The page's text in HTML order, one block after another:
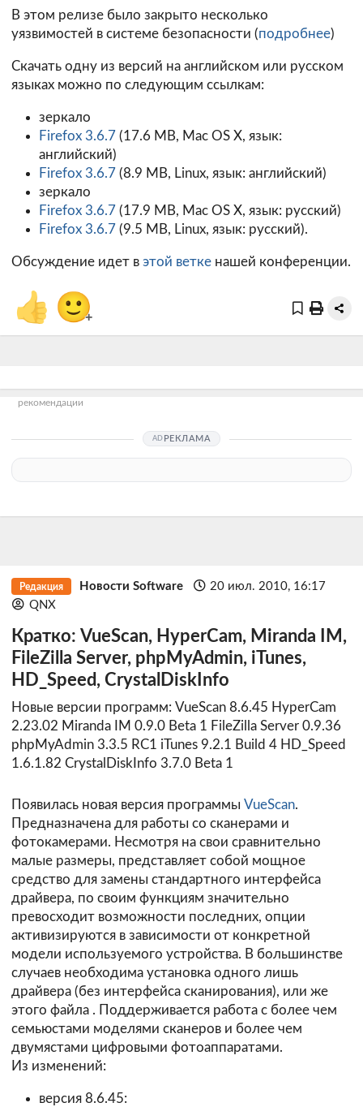
В этом релизе было закрыто несколько
уязвимостей в системе безопасности (подробнее)
Скачать одну из версий на английском или русском
языках можно по следующим ссылкам:
зеркало
Firefox 3.6.7 (17.6 MB, Mac OS X, язык:
английский)
Firefox 3.6.7 (8.9 MB, Linux, язык: английский)
зеркало
Firefox 3.6.7 (17.9 MB, Mac OS X, язык: русский)
Firefox 3.6.7 (9.5 MB, Linux, язык: русский).
Обсуждение идет в этой ветке нашей конференции.
👍 🙂
+
рекомендации
РЕКЛАМА
Редакция Новости Software
20 июл. 2010, 16:17
QNX
Кратко: VueScan, HyperCam, Miranda IM,
FileZilla Server, phpMyAdmin, iTunes,
HD_Speed, CrystalDiskInfo
Новые версии программ: VueScan 8.6.45 HyperCam
2.23.02 Miranda IM 0.9.0 Beta 1 FileZilla Server 0.9.36
phpMyAdmin 3.3.5 RC1 iTunes 9.2.1 Build 4 HD_Speed
1.6.1.82 CrystalDiskInfo 3.7.0 Beta 1
Появилась новая версия программы VueScan.
Предназначена для работы со сканерами и
фотокамерами. Несмотря на свои сравнительно
малые размеры, представляет собой мощное
средство для замены стандартного интерфейса
драйвера, по своим функциям значительно
превосходит возможности последних, опции
активизируются в зависимости от конкретной
модели используемого устройства. В большинстве
случаев необходима установка одного лишь
драйвера (без интерфейса сканирования), или же
этого файла . Поддерживается работа с более чем
семьюстами моделями сканеров и более чем
двумястами цифровыми фотоаппаратами.
Из изменений:
версия 8.6.45: